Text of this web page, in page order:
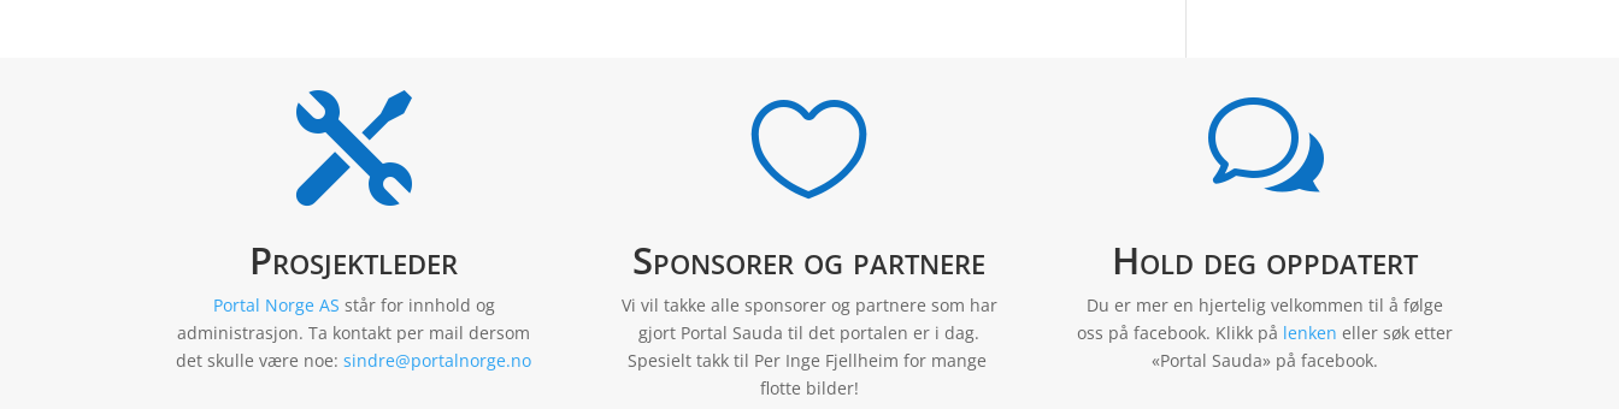

Prosjektleder
Portal Norge AS står for innhold og
administrasjon. Ta kontakt per mail dersom
det skulle være noe:sindre@portalnorge.no

Sponsorer og partnere
Vi vil takke alle sponsorer og partnere som har
gjort Portal Sauda til det portalen er i dag.
Spesielt takk til Per Inge Fjellheim for mange
flotte bilder!
w
Hold deg oppdatert
Du er mer en hjertelig velkommen til å følge
oss på facebook. Klikk på lenken eller søk etter
«Portal Sauda» på facebook.